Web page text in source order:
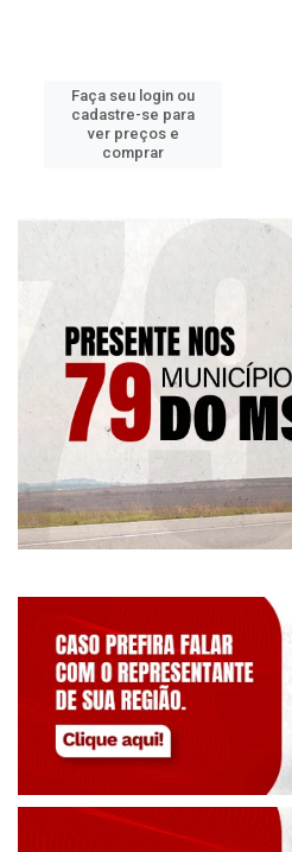
Faça seu login ou
cadastre-se para
ver preços e
comprar